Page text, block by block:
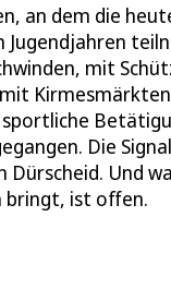
an dem die
Jugendjahren
mit
sportliche
Die
Dürscheid. Und
bringt, ist offen.